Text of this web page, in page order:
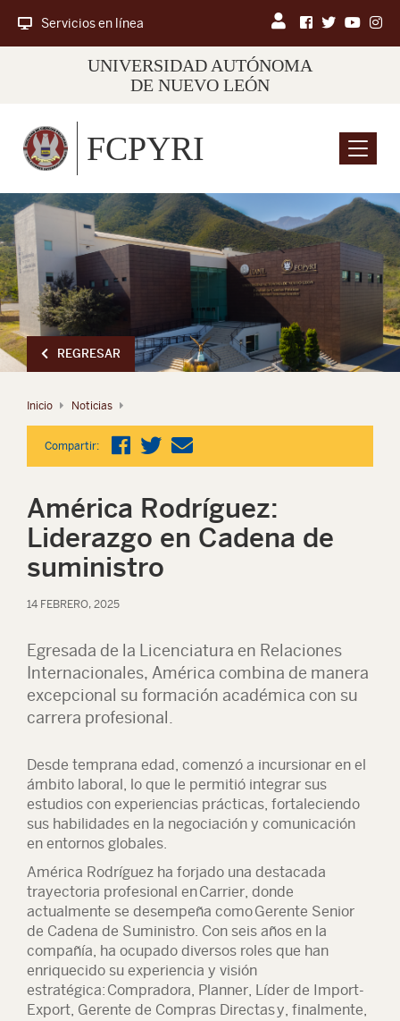
Servicios en línea
UNIVERSIDAD AUTÓNOMA
DE NUEVO LEÓN
Menu
FCPYRI
REGRESAR
Inicio Noticias
Compartir:
América Rodríguez:
Liderazgo en Cadena de
suministro
14 FEBRERO, 2025
Egresada de la Licenciatura en Relaciones
Internacionales, América combina de manera
excepcional su formación académica con su
carrera profesional.
Desde temprana edad, comenzó a incursionar en el
ámbito laboral, lo que le permitió integrar sus
estudios con experiencias prácticas, fortaleciendo
sus habilidades en la negociación y comunicación
en entornos globales.
América Rodríguez ha forjado una destacada
trayectoria profesional enCarrier, donde
actualmente se desempeña comoGerente Senior
de Cadena de Suministro. Con seis años en la
compañía, ha ocupado diversos roles que han
enriquecido su experiencia y visión
estratégica: Compradora, Planner, Líder de Import-
Export, Gerente de Compras Directasy, finalmente,